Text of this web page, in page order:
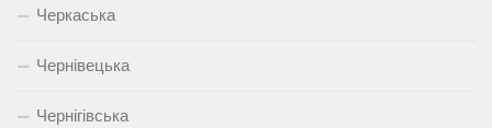
Черкаська
Чернівецька
Чернігівська